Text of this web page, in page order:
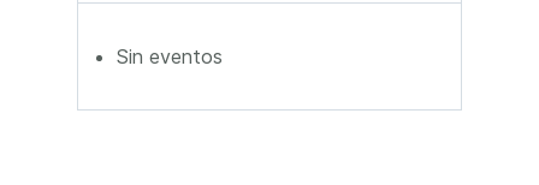
Sin eventos